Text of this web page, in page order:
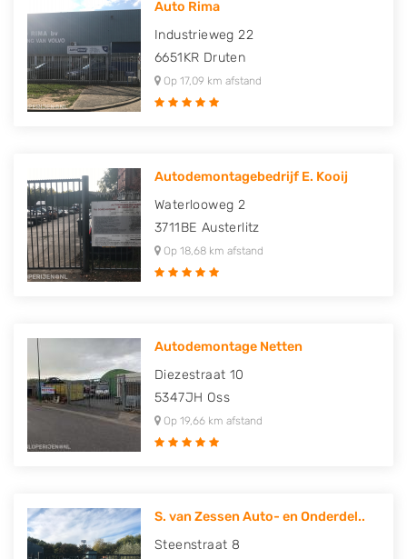
Auto Rima
Industrieweg 22
6651KR Druten
Op 17,09 km afstand
Autodemontagebedrijf E. Kooij
Waterlooweg 2
3711BE Austerlitz
Op 18,68 km afstand
Autodemontage Netten
Diezestraat 10
5347JH Oss
Op 19,66 km afstand
S. van Zessen Auto- en Onderdel..
Steenstraat 8